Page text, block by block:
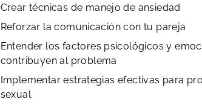
Crear técnicas de manejo de ansiedad
Reforzar la comunicación con tu pareja
Entender los factores psicológicos y
contribuyen al problema
Implementar estrategias efectivas para
sexual